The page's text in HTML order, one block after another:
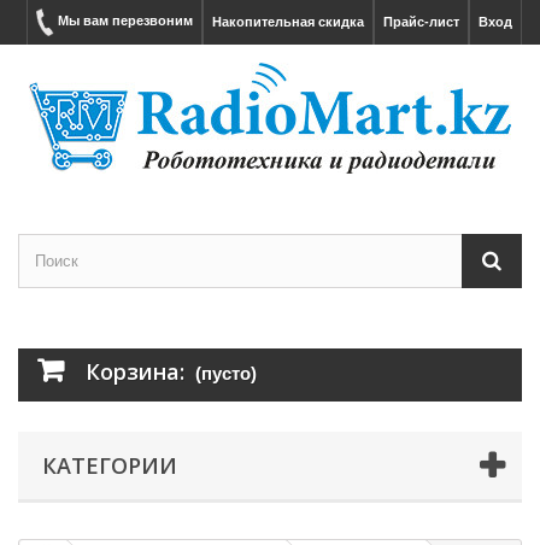
Вход
Прайс-лист
Накопительная скидка
Мы вам перезвоним
Корзина: (пусто)
КАТЕГОРИИ